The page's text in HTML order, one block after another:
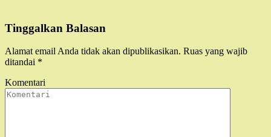
Tinggalkan Balasan
Alamat email Anda tidak akan dipublikasikan. Ruas yang wajib
ditandai *
Komentari